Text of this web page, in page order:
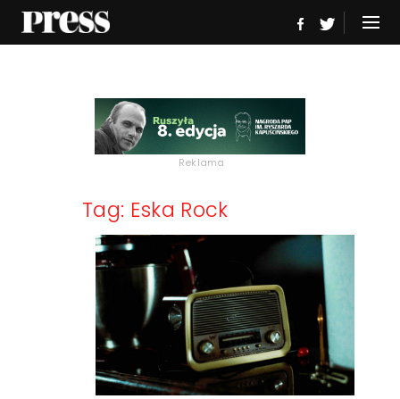
Reklama
Tag: Eska Rock